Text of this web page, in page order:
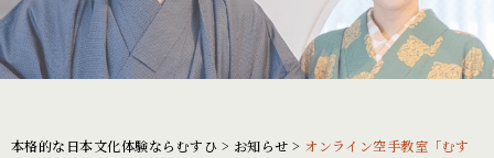
本格的な日本文化体験ならむすひ > お知らせ > オンライン空手教室「むす